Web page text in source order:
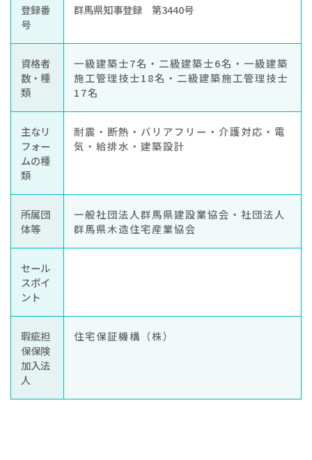
登録番
号
群馬県知事登録 第3440号
資格者
数・種
類
一級建築士7名・二級建築士6名・一級建築
施工管理技士18名・二級建築施工管理技士
17名
主なリ
フォー
ムの種
類
耐震・断熱・バリアフリー・介護対応・電
気・給排水・建築設計
所属団
体等
一般社団法人群馬県建設業協会・社団法人
群馬県木造住宅産業協会
セール
スポイ
ント
瑕疵担
保保険
加入法
人
住宅保証機構（株）